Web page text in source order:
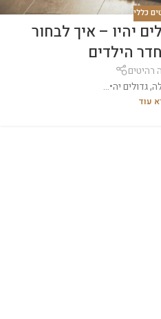
כללי
יהיו – איך לבחור
הילדים
רהיטים
גדולים יה•...
עוד